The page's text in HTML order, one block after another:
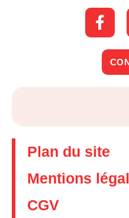
Plan du site
Mentions
CGV